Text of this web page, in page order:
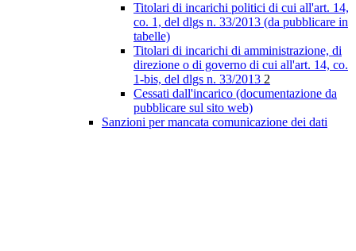
Titolari di incarichi politici di cui all'art. 14,
co. 1, del dlgs n. 33/2013 (da pubblicare in
tabelle)
Titolari di incarichi di amministrazione, di
direzione o di governo di cui all'art. 14, co.
1-bis, del dlgs n. 33/2013 2
Cessati dall'incarico (documentazione da
pubblicare sul sito web)
Sanzioni per mancata comunicazione dei dati